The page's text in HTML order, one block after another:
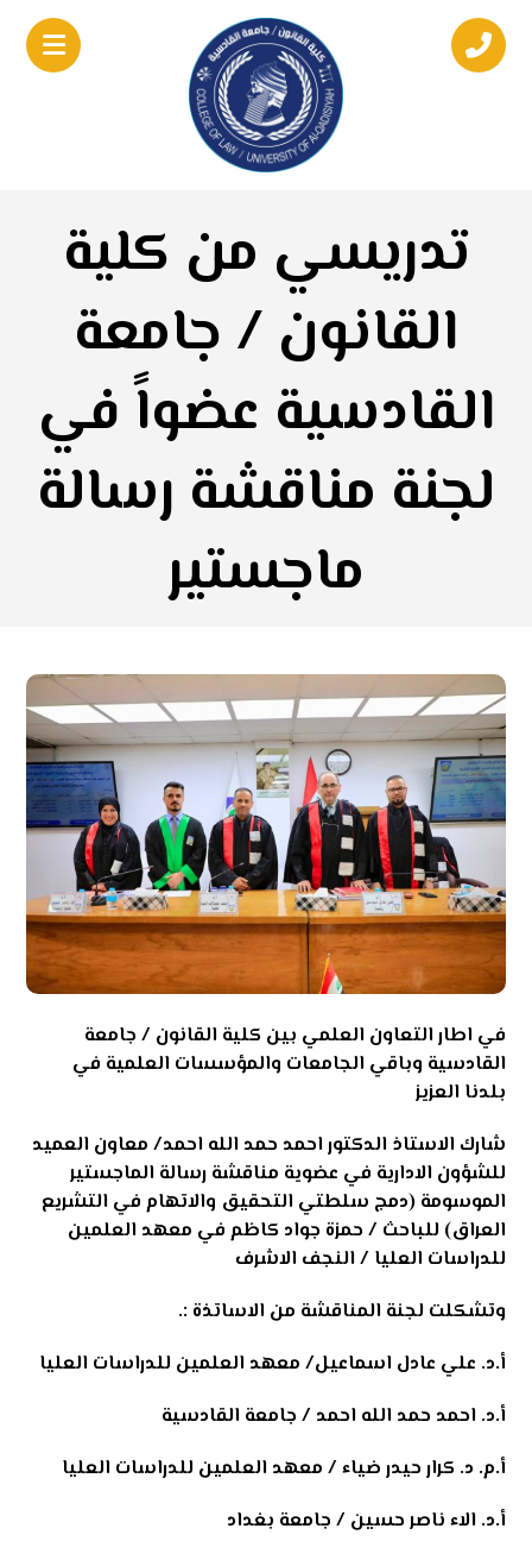
تدريسي من كلية
القانون / جامعة
القادسية عضواً في
لجنة مناقشة رسالة
ماجستير
في اطار التعاون العلمي بين كلية القانون / جامعة
القادسية وباقي الجامعات والمؤسسات العلمية في
بلدنا العزيز
شارك الاستاذ الدكتور احمد حمد الله احمد/ معاون العميد
للشؤون الادارية في عضوية مناقشة رسالة الماجستير
الموسومة (دمج سلطتي التحقيق والاتهام في التشريع
العراق) للباحث / حمزة جواد كاظم في معهد العلمين
للدراسات العليا / النجف الاشرف
وتشكلت لجنة المناقشة من الاساتذة :.
أ.د. علي عادل اسماعيل/ معهد العلمين للدراسات العليا
أ.د. احمد حمد الله احمد / جامعة القادسية
أ.م. د. كرار حيدر ضياء / معهد العلمين للدراسات العليا
أ.د. الاء ناصر حسين / جامعة بغداد